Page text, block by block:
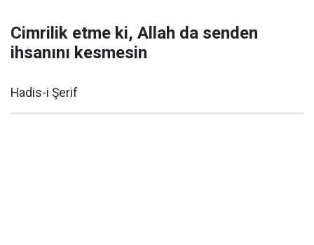
Cimrilik etme ki, Allah da senden
ihsanını kesmesin
Hadis-i Şerif